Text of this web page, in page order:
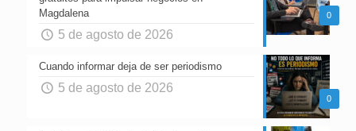
0
Magdalena
5 de agosto de 2026
0
Cuando informar deja de ser periodismo
5 de agosto de 2026